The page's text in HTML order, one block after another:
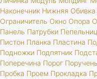
Наконечник Нижняя Обивка
Ограничитель Окно Опора
Панель Патрубки
Пистон Планка Пластина
Подножки Подпятник
Поперечина Порог Поручень
Пробка Проем Прокладка